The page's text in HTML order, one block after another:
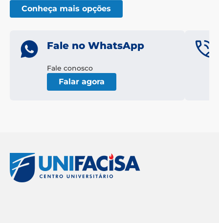
Conheça mais opções
Fale no WhatsApp
Fale conosco
Falar agora